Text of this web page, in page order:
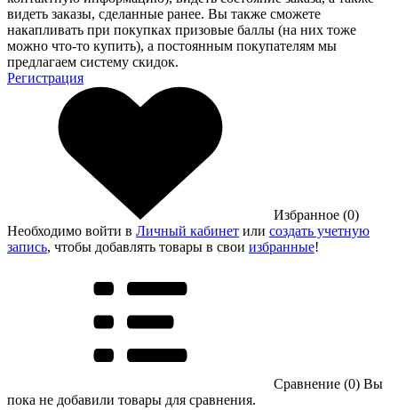
видеть заказы, сделанные ранее. Вы также сможете
накапливать при покупках призовые баллы (на них тоже
можно что-то купить), а постоянным покупателям мы
предлагаем систему скидок.
Регистрация
Избранное (0)
Необходимо войти в Личный кабинет или создать учетную
запись, чтобы добавлять товары в свои избранные!
Сравнение (0) Вы
пока не добавили товары для сравнения.